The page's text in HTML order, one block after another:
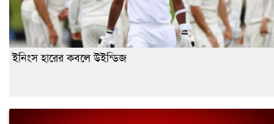
ইনিংস হারের কবলে উইন্ডিজ